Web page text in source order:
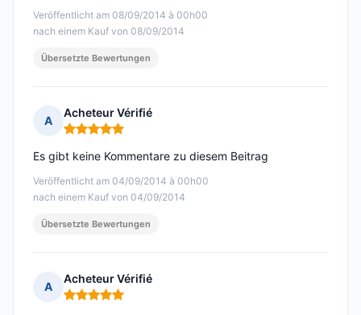
Veröffentlicht am 08/09/2014 à 00h00
nach einem Kauf von 08/09/2014
Übersetzte Bewertungen
A
Acheteur Vérifié
Hinweis: 5 von 5
Veröffentlicht am 04/09/2014 à 00h00
nach einem Kauf von 04/09/2014
Es gibt keine Kommentare zu diesem Beitrag
Übersetzte Bewertungen
A
Acheteur Vérifié
Hinweis: 5 von 5